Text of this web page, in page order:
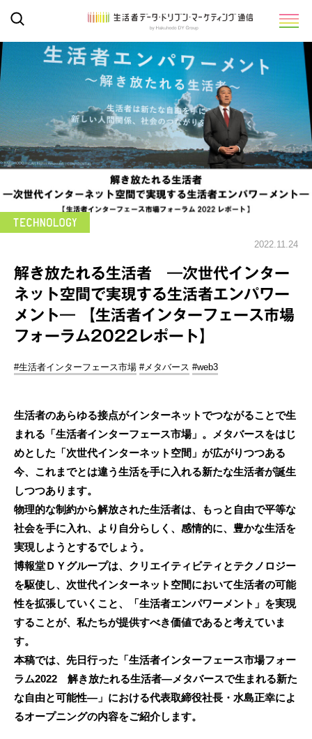
2022.11.24
解き放たれる生活者 ―次世代インター
ネット空間で実現する生活者エンパワー
メント― 【生活者インターフェース市場
フォーラム2022レポート】
#生活者インターフェース市場 #メタバース #web3
生活者のあらゆる接点がインターネットでつながることで生
まれる「生活者インターフェース市場」。メタバースをはじ
めとした「次世代インターネット空間」が広がりつつある
今、これまでとは違う生活を手に入れる新たな生活者が誕生
しつつあります。
物理的な制約から解放された生活者は、もっと自由で平等な
社会を手に入れ、より自分らしく、感情的に、豊かな生活を
実現しようとするでしょう。
博報堂ＤＹグループは、クリエイティビティとテクノロジー
を駆使し、次世代インターネット空間において生活者の可能
性を拡張していくこと、「生活者エンパワーメント」を実現
することが、私たちが提供すべき価値であると考えていま
す。
本稿では、先日行った「生活者インターフェース市場フォー
ラム2022 解き放たれる生活者―メタバースで生まれる新た
な自由と可能性―」における代表取締役社長・水島正幸によ
るオープニングの内容をご紹介します。